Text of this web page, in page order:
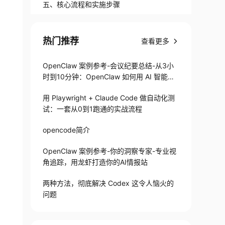
五、核心流程和实施步骤
热门推荐 查看更多
OpenClaw 案例参考-会议纪要总结-从3小
时到10分钟：OpenClaw 如何用 AI 智能体
用 Playwright + Claude Code 做自动化测
试：一套从0到1跑通的实战流程
opencode简介
OpenClaw 案例参考-你的洞察专家-专业视
角追踪，用龙虾打造你的AI情报站
两种方法，彻底解决 Codex 这令人恼火的
问题